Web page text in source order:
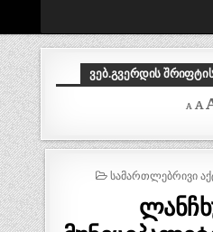
ᲕᲔᲑ.ᲒᲕᲔᲠᲓᲘᲡ
Afont
A
POSTED
ᲡᲐᲛᲐᲠᲗᲚᲔᲑᲠᲘᲕᲘ